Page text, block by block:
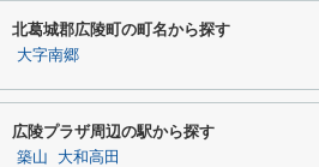
北葛城郡広陵町の町名から探す
大字南郷
広陵プラザ周辺の駅から探す
築山 大和高田